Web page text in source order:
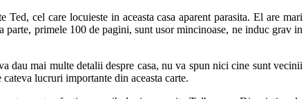
cel care locuieste in aceasta casa aparent parasita. El are mari
primele 100 de pagini, sunt usor mincinoase, ne induc grav in
dau mai multe detalii despre casa, nu va spun nici cine sunt vecinii
lucruri importante din aceasta carte.